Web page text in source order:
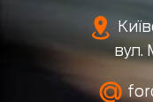
вул.